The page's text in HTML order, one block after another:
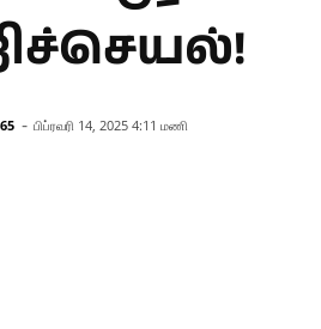
- பிப்ரவரி 14, 2025 4:11 மணி